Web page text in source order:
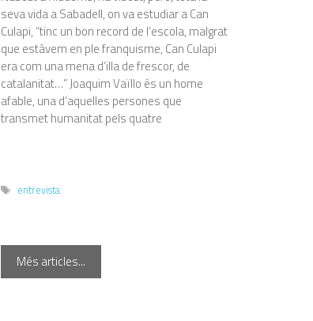
seva vida a Sabadell, on va estudiar a Can
Culapi, “tinc un bon record de l’escola, malgrat
que estàvem en ple franquisme, Can Culapi
era com una mena d’illa de frescor, de
catalanitat…” Joaquim Vaïllo és un home
afable, una d’aquelles persones que
transmet humanitat pels quatre
Etiquetes
entrevista
Més articles...